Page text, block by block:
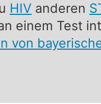
HIV anderen
einem Test
von